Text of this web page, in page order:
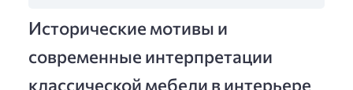
Исторические мотивы и
современные интерпретации
классической мебели в интерьере